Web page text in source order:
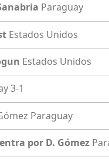
Paraguay
Estados Unidos
Estados Unidos
3-1
Paraguay
por D. Gómez